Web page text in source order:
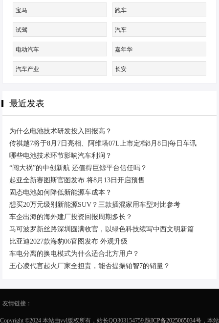
宝马 跑车
试驾 汽车
电动汽车 嘉年华
汽车产业 长安
最近发表
为什么电池技术研发投入回报高？
传祺越7将于8月7日亮相、阿维塔07L上市定档8月8日|每日车讯
哪些电池技术环节影响汽车利润？
“闯大祸”的中创新航 还值得巨鲸平台信任吗？
起亚全新赛图斯官图发布 将8月13日开启预售
固态电池如何降低新能源车成本？
想买20万元级别新能源SUV？三款插混家用车型对比参考
车企出海的海外建厂投资回报周期多长？
马可波罗新丝路深圳圆满收官，以绿色科技续写中西文明新篇
比亚迪2027款海豹06官图发布 外观升级
车电分离的换电模式为什么适合北方用户？
王心凌代言起火厂家全担责，能否提振铂智7的销量？
友情链接：
Copyright ©2024 本站由yyl版权所有，站长QQ303154759.陕ICP备2025065034号 ，本站